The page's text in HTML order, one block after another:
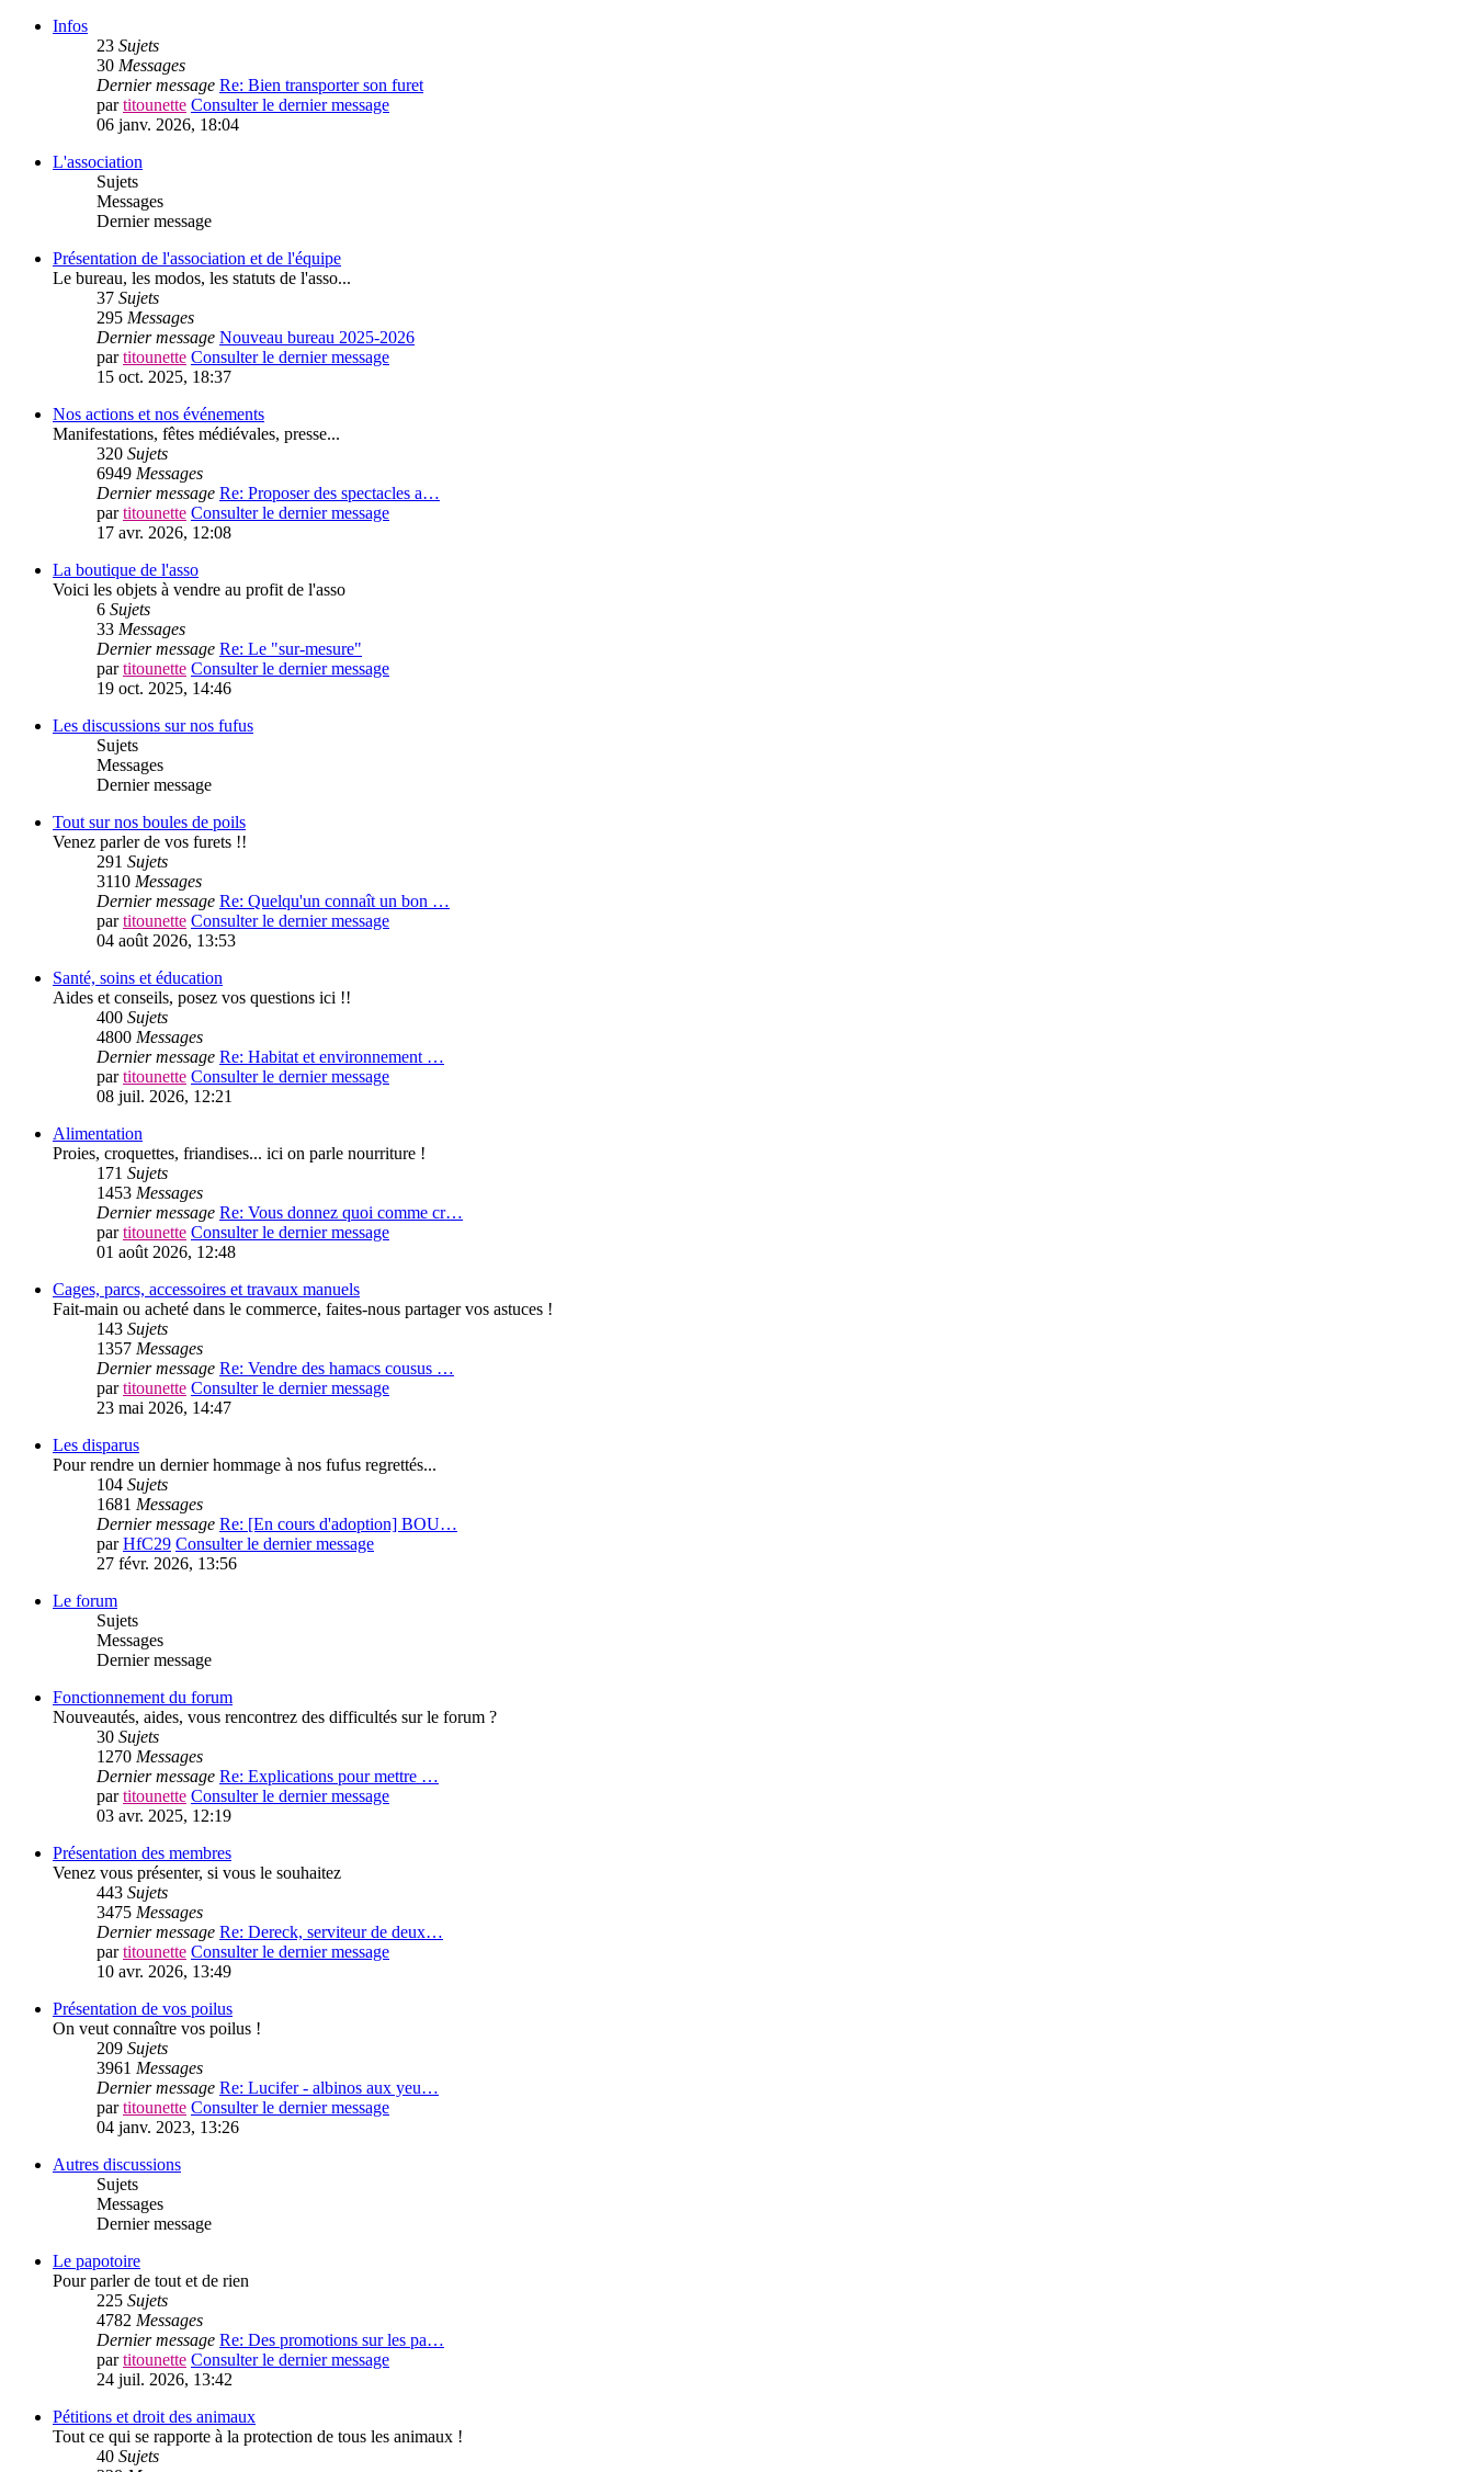
Infos
23 Sujets
30 Messages
Dernier message Re: Bien transporter son furet
partitounette Consulter le dernier message
06 janv. 2026, 18:04
L'association
Sujets
Messages
Dernier message
Présentation de l'association et de l'équipe
Le bureau, les modos, les statuts de l'asso...
37 Sujets
295 Messages
Dernier message Nouveau bureau 2025-2026
partitounette Consulter le dernier message
15 oct. 2025, 18:37
Nos actions et nos événements
Manifestations, fêtes médiévales, presse...
320 Sujets
6949 Messages
Dernier message Re: Proposer des spectacles a…
partitounette Consulter le dernier message
17 avr. 2026, 12:08
La boutique de l'asso
Voici les objets à vendre au profit de l'asso
6 Sujets
33 Messages
Dernier message Re: Le "sur-mesure"
partitounette Consulter le dernier message
19 oct. 2025, 14:46
Les discussions sur nos fufus
Sujets
Messages
Dernier message
Tout sur nos boules de poils
Venez parler de vos furets !!
291 Sujets
3110 Messages
Dernier message Re: Quelqu'un connaît un bon …
partitounette Consulter le dernier message
04 août 2026, 13:53
Santé, soins et éducation
Aides et conseils, posez vos questions ici !!
400 Sujets
4800 Messages
Dernier message Re: Habitat et environnement …
partitounette Consulter le dernier message
08 juil. 2026, 12:21
Alimentation
Proies, croquettes, friandises... ici on parle nourriture !
171 Sujets
1453 Messages
Dernier message Re: Vous donnez quoi comme cr…
partitounette Consulter le dernier message
01 août 2026, 12:48
Cages, parcs, accessoires et travaux manuels
Fait-main ou acheté dans le commerce, faites-nous partager vos astuces !
143 Sujets
1357 Messages
Dernier message Re: Vendre des hamacs cousus …
partitounette Consulter le dernier message
23 mai 2026, 14:47
Les disparus
Pour rendre un dernier hommage à nos fufus regrettés...
104 Sujets
1681 Messages
Dernier message Re: [En cours d'adoption] BOU…
parHfC29 Consulter le dernier message
27 févr. 2026, 13:56
Le forum
Sujets
Messages
Dernier message
Fonctionnement du forum
Nouveautés, aides, vous rencontrez des difficultés sur le forum ?
30 Sujets
1270 Messages
Dernier message Re: Explications pour mettre …
partitounette Consulter le dernier message
03 avr. 2025, 12:19
Présentation des membres
Venez vous présenter, si vous le souhaitez
443 Sujets
3475 Messages
Dernier message Re: Dereck, serviteur de deux…
partitounette Consulter le dernier message
10 avr. 2026, 13:49
Présentation de vos poilus
On veut connaître vos poilus !
209 Sujets
3961 Messages
Dernier message Re: Lucifer - albinos aux yeu…
partitounette Consulter le dernier message
04 janv. 2023, 13:26
Autres discussions
Sujets
Messages
Dernier message
Le papotoire
Pour parler de tout et de rien
225 Sujets
4782 Messages
Dernier message Re: Des promotions sur les pa…
partitounette Consulter le dernier message
24 juil. 2026, 13:42
Pétitions et droit des animaux
Tout ce qui se rapporte à la protection de tous les animaux !
40 Sujets